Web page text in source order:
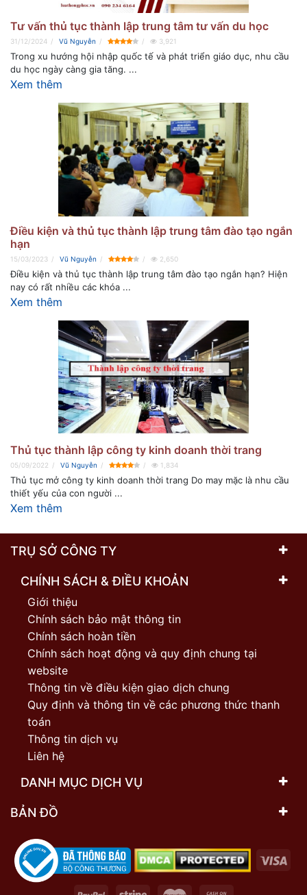
Tư vấn thủ tục thành lập trung tâm tư vấn du học
31/12/2024 Vũ Nguyễn 3,921
Trong xu hướng hội nhập quốc tế và phát triển giáo dục, nhu cầu
du học ngày càng gia tăng. ...
Xem thêm
Điều kiện và thủ tục thành lập trung tâm đào tạo ngắn
hạn
15/03/2023 Vũ Nguyễn 2,650
Điều kiện và thủ tục thành lập trung tâm đào tạo ngắn hạn? Hiện
nay có rất nhiều các khóa ...
Xem thêm
Thủ tục thành lập công ty kinh doanh thời trang
05/09/2022 Vũ Nguyễn 1,834
Thủ tục mở công ty kinh doanh thời trang Do may mặc là nhu cầu
thiết yếu của con người ...
Xem thêm
TRỤ SỞ CÔNG TY
CHÍNH SÁCH & ĐIỀU KHOẢN
Giới thiệu
Chính sách bảo mật thông tin
Chính sách hoàn tiền
Chính sách hoạt động và quy định chung tại
website
Thông tin về điều kiện giao dịch chung
Quy định và thông tin về các phương thức thanh
toán
Thông tin dịch vụ
Liên hệ
DANH MỤC DỊCH VỤ
BẢN ĐỒ